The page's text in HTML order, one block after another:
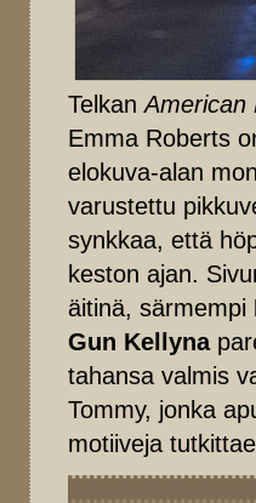
TelkanAmerican
Emma Roberts
elokuva-alan
varustettu
synkkaa, että
keston ajan.
äitinä, särmempi
Gun Kellyna
tahansa valmis
Tommy, jonka
motiiveja